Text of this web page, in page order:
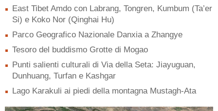
East Tibet Amdo con Labrang, Tongren, Kumbum (Ta’er
Si) e Koko Nor (Qinghai Hu)
Parco Geografico Nazionale Danxia a Zhangye
Tesoro del buddismo Grotte di Mogao
Punti salienti culturali di Via della Seta: Jiayuguan,
Dunhuang, Turfan e Kashgar
Lago Karakuli ai piedi della montagna Mustagh-Ata